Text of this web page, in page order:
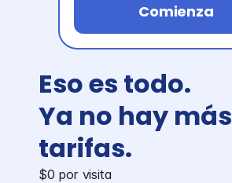
Comienza
Eso es todo.
Ya no hay más
tarifas.
$0 por visita